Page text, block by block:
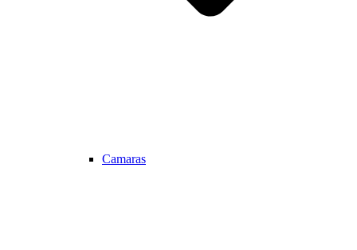
Camaras